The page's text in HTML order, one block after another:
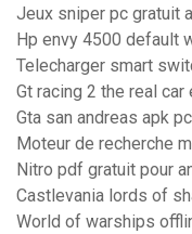
Jeux sniper pc gratuit
Hp envy 4500 default
Telecharger smart
Gt racing 2 the real
Gta san andreas apk
Moteur de recherche
Nitro pdf gratuit pour
Castlevania lords of
World of warships